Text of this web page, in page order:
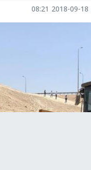
2018-09-18 08:21